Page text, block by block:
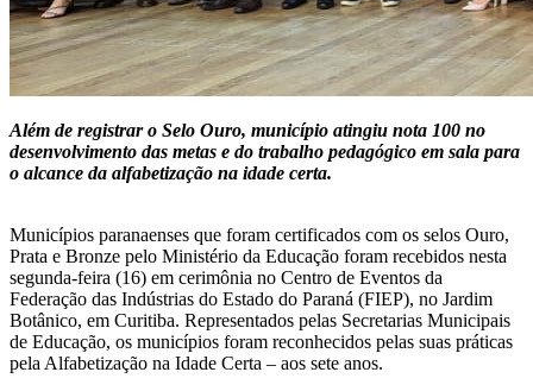
Além de registrar o Selo Ouro, município atingiu nota 100 no
desenvolvimento das metas e do trabalho pedagógico em sala para
o alcance da alfabetização na idade certa.
Municípios paranaenses que foram certificados com os selos Ouro,
Prata e Bronze pelo Ministério da Educação foram recebidos nesta
segunda-feira (16) em cerimônia no Centro de Eventos da
Federação das Indústrias do Estado do Paraná (FIEP), no Jardim
Botânico, em Curitiba. Representados pelas Secretarias Municipais
de Educação, os municípios foram reconhecidos pelas suas práticas
pela Alfabetização na Idade Certa – aos sete anos.